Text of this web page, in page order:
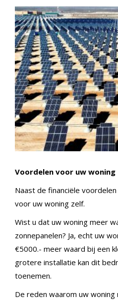
Voordelen voor uw woning
Naast de financiële
voor uw woning zelf.
Wist u dat uw woning meer
zonnepanelen? Ja, echt uw
€5000.- meer waard bij een
grotere installatie kan dit
toenemen.
De reden waarom uw